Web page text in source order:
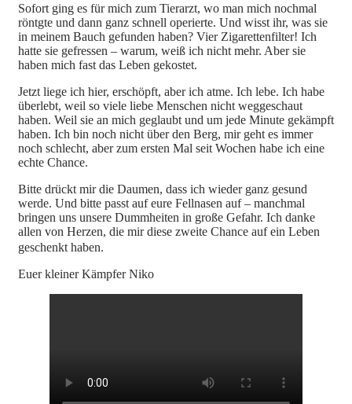
Sofort ging es für mich zum Tierarzt, wo man mich nochmal
röntgte und dann ganz schnell operierte. Und wisst ihr, was sie
in meinem Bauch gefunden haben? Vier Zigarettenfilter! Ich
hatte sie gefressen – warum, weiß ich nicht mehr. Aber sie
haben mich fast das Leben gekostet.
Jetzt liege ich hier, erschöpft, aber ich atme. Ich lebe. Ich habe
überlebt, weil so viele liebe Menschen nicht weggeschaut
haben. Weil sie an mich geglaubt und um jede Minute gekämpft
haben. Ich bin noch nicht über den Berg, mir geht es immer
noch schlecht, aber zum ersten Mal seit Wochen habe ich eine
echte Chance.
Bitte drückt mir die Daumen, dass ich wieder ganz gesund
werde. Und bitte passt auf eure Fellnasen auf – manchmal
bringen uns unsere Dummheiten in große Gefahr. Ich danke
allen von Herzen, die mir diese zweite Chance auf ein Leben
geschenkt haben.
Euer kleiner Kämpfer Niko